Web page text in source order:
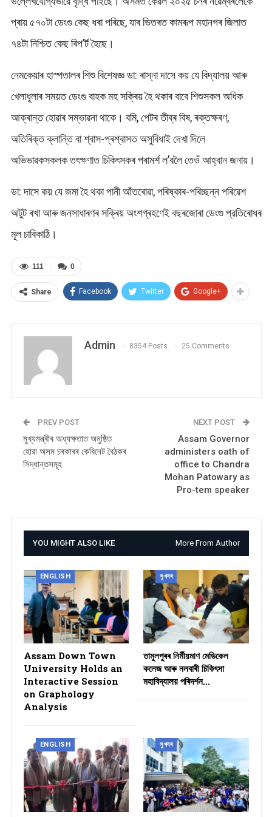
প্ৰায় ৫৭০টা ডেংগু কেছ ধৰা পৰিছে, যাৰ ভিতৰত কামৰূপ মহানগৰ জিলাত
৭৪টা নিশ্চিত কেছ ৰিপ’ৰ্ট হৈছে।
নেমকেয়াৰ হাস্পতালৰ শিশু বিশেষজ্ঞ ডা: ৰাস্না দাসে কয় যে বিদ্যালয় আৰু
খেলাধূলাৰ সময়ত ডেংগু বাহক মহ সক্ৰিয় হৈ থকাৰ বাবে শিশুসকল অধিক
আক্ৰান্ত হোৱাৰ সম্ভাৱনা থাকে। বমি, পেটৰ তীব্ৰ বিষ, ৰক্তক্ষৰণ,
অতিৰিক্ত ক্লান্তি বা শ্বাস-প্ৰশ্বাসত অসুবিধাই দেখা দিলে
অভিভাৱকসকলক তৎক্ষণাত চিকিৎসকৰ পৰামৰ্শ ল’বলৈ তেওঁ আহ্বান জনায়।
ডা: দাসে কয় যে জমা হৈ থকা পানী আঁতৰোৱা, পৰিষ্কাৰ-পৰিচ্ছন্ন পৰিৱেশ
অটুট ৰখা আৰু জনসাধাৰণৰ সক্ৰিয় অংশগ্ৰহণেই বছৰজোৰা ডেংগু প্রতিৰোধৰ
মূল চাবিকাঠি।
0
111
Share Facebook Twitter Google+
Admin 8354 Posts 25 Comments
PREV POST
মুখ্যমন্ত্ৰীৰ অধ্যক্ষতাত অনুষ্ঠিত
হোৱা অসম চৰকাৰৰ কেবিনেট বৈঠকৰ
সিদ্ধান্তসমূহ
NEXT POST
Assam Governor
administers oath of
office to Chandra
Mohan Patowary as
Pro-tem speaker
YOU MIGHT ALSO LIKE More From Author
ENGLISH
Assam Down Town
University Holds an
Interactive Session
on Graphology
Analysis
সুখবৰ
তামুলপুৰৰ নিৰ্মীয়মাণ মেডিকেল
কলেজ আৰু নলবাৰী চিকিৎসা
মহাবিদ্যালয় পৰিদৰ্শন…
ENGLISH সুখবৰ